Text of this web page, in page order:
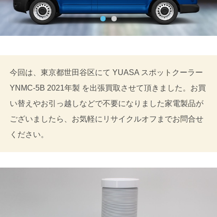
今回は、東京都世田谷区にて YUASA スポットクーラー
YNMC-5B 2021年製 を出張買取させて頂きました。お買
い替えやお引っ越しなどで不要になりました家電製品が
ございましたら、お気軽にリサイクルオフまでお問合せ
ください。